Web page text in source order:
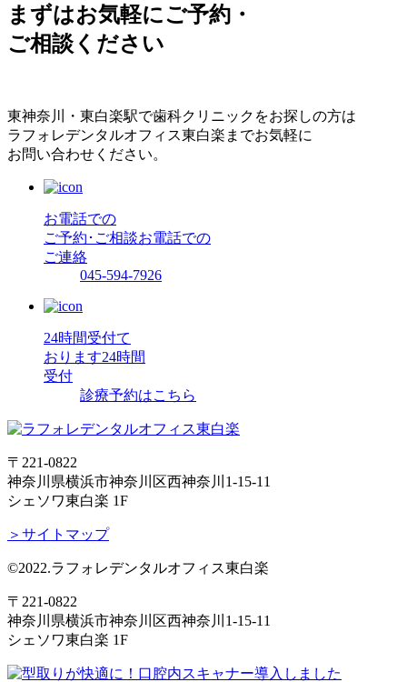
まずはお気軽にご予約・
ご相談ください
東神奈川・東白楽駅で歯科クリニックをお探しの方は
ラフォレデンタルオフィス東白楽までお気軽に
お問い合わせください。
お電話での
ご予約･ご相談お電話での
ご連絡
045-594-7926
24時間受付て
おります24時間
受付
診療予約はこちら
〒221-0822
神奈川県横浜市神奈川区西神奈川1-15-11
シェソワ東白楽 1F
＞サイトマップ
©2022.ラフォレデンタルオフィス東白楽
〒221-0822
神奈川県横浜市神奈川区西神奈川1-15-11
シェソワ東白楽 1F